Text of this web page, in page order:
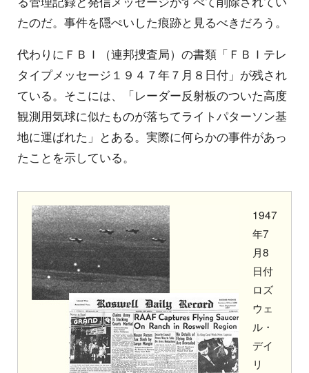
たのだ。事件を隠ぺいした痕跡と見るべきだろう。
代わりにＦＢＩ（連邦捜査局）の書類「ＦＢＩテレ
タイプメッセージ１９４７年７月８日付」が残され
ている。そこには、「レーダー反射板のついた高度
観測用気球に似たものが落ちてライトパターソン基
地に運ばれた」とある。実際に何らかの事件があっ
たことを示している。
1947
年7
月8
日付
ロズ
ウェ
ル・
デイ
リ